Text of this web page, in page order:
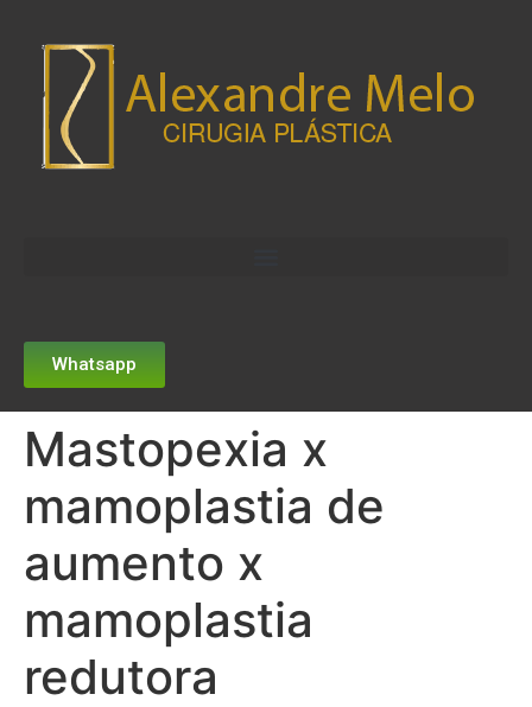
Whatsapp
Mastopexia x
mamoplastia de
aumento x
mamoplastia
redutora